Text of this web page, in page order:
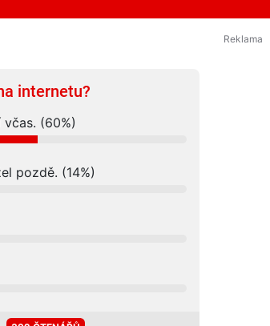
internetu?
(60%)
pozdě. (14%)